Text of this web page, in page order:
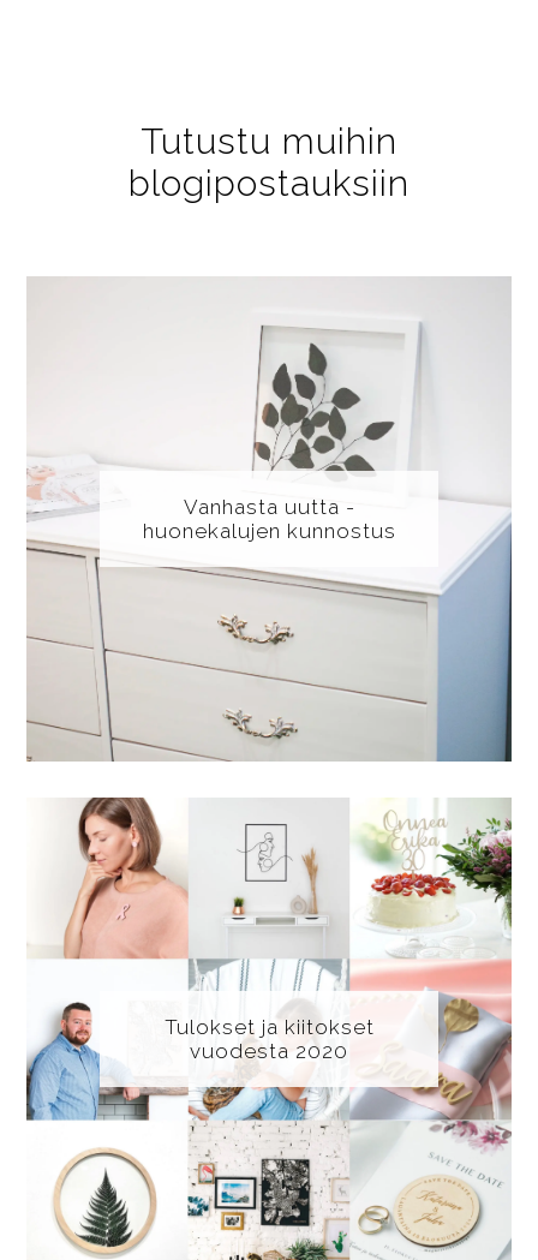
Tutustu muihin
blogipostauksiin
Vanhasta uutta -
huonekalujen kunnostus
Tulokset ja kiitokset
vuodesta 2020